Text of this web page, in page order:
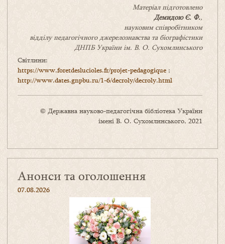
Матеріал підготовлено
Демидою Є. Ф.,
науковим співробітником
відділу педагогічного джерелознавства та біографістики
ДНПБ України ім. В. О. Сухомлинського
Світлини:
https://www.foretdeslucioles.fr/projet-pedagogique ;
http://www.dates.gnpbu.ru/1-6/decroly/decroly.html
© Державна науково-педагогічна бібліотека України
імені В. О. Сухомлинського, 2021
Анонси та оголошення
07.08.2026